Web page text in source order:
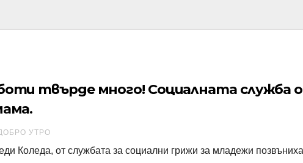
твърде много! Социалната служба
УТРО
Коледа, от службата за социални грижи за младежи